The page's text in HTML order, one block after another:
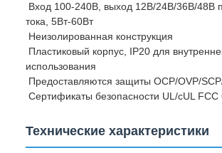
Вход 100-240В, выход 12В/24В/36В/48В
тока, 5Вт-60Вт
Неизолированная конструкция
Пластиковый корпус, IP20 для
использования
Предоставляются защиты OCP/OVP/
Сертификаты безопасности UL/cUL FCC
Технические характеристики